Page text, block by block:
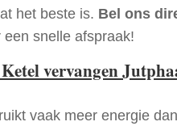
het beste is. Bel ons
een snelle afspraak!
vervangen
vaak meer energie